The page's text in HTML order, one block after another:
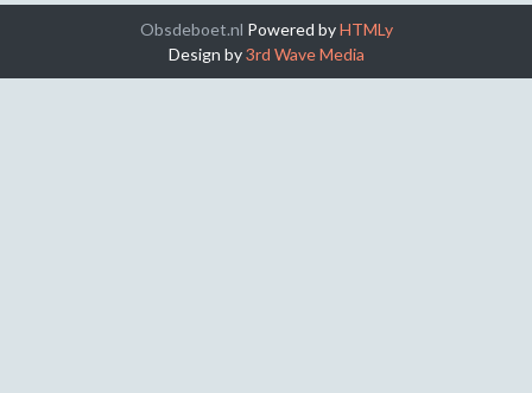
Obsdeboet.nl Powered byHTMLy
Design by3rd Wave Media